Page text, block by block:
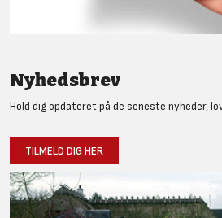
Nyhedsbrev
Hold dig opdateret på de seneste nyheder,
TILMELD DIG HER